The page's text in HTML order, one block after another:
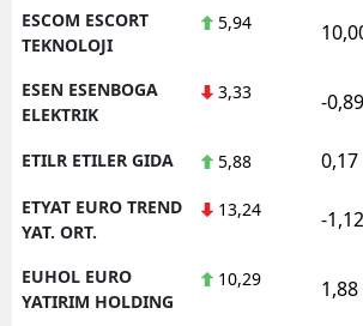
ESCOM ESCORT
TEKNOLOJI
5,94
ESEN ESENBOGA
ELEKTRIK
3,33 -0,89
ETILR ETILER GIDA 5,88 0,17
ETYAT EURO TREND
YAT. ORT.
13,24 -1,12
EUHOL EURO
YATIRIM HOLDING
10,29 1,88